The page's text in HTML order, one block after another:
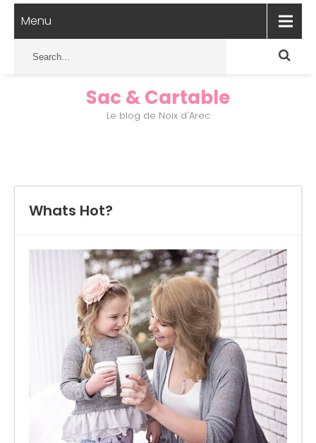
Menu
Sac & Cartable
Le blog de Noix d'Arec
Whats Hot?